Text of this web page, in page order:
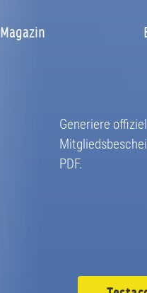
Generiere
PDF.
Magazin